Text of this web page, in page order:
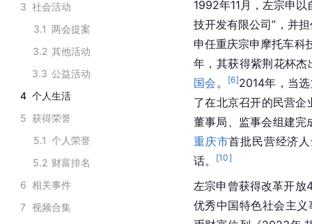
3 社会活动
3.1 两会提案
3.2 其他活动
3.3 公益活动
4 个人生活
5 获得荣誉
5.1 个人荣誉
5.2 财富排名
6 相关事件
7 视频合集
1992年11月，左宗申
技开发有限公司”，并
申任重庆宗申摩托车科
年，其获得紫荆花杯
国会 。 [6]2014年，当
了在北京召开的民营企
董事局、监事会组建完
重庆市首批民营经济
话。
[10]
左宗申曾获得改革开
优秀中国特色社会主